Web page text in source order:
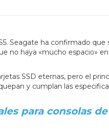
Seagate ha confirmado que
no haya «mucho espacio»
SSD eternas, pero el
y cumplan las
para consolas de